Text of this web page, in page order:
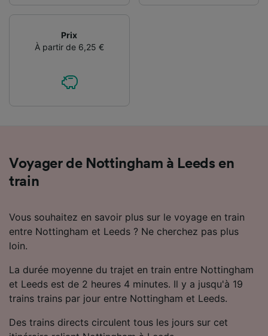
Prix
À partir de 6,25 €
Voyager de Nottingham à Leeds en
train
Vous souhaitez en savoir plus sur le voyage en train
entre Nottingham et Leeds ? Ne cherchez pas plus
loin.
La durée moyenne du trajet en train entre Nottingham
et Leeds est de 2 heures 4 minutes. Il y a jusqu'à 19
trains trains par jour entre Nottingham et Leeds.
Des trains directs circulent tous les jours sur cet